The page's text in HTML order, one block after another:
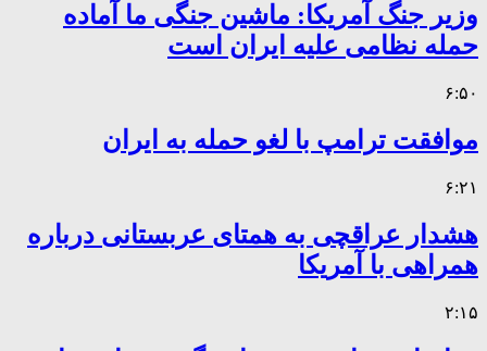
وزیر جنگ آمریکا: ماشین جنگی ما آماده
حمله نظامی علیه ایران است
۶:۵۰
موافقت ترامپ با لغو حمله به ایران
۶:۲۱
هشدار عراقچی به همتای عربستانی درباره
همراهی با آمریکا
۲:۱۵